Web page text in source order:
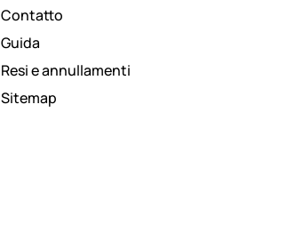
Contatto
Guida
Resi e annullamenti
Sitemap